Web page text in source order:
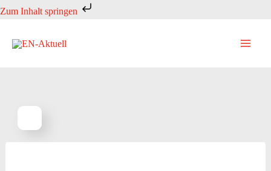
Zum Inhalt springen
Zum
springen